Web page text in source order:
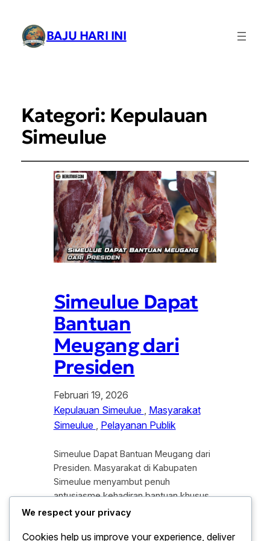
BAJU HARI INI
Kategori: Kepulauan
Simeulue
Simeulue Dapat
Bantuan
Meugang dari
Presiden
Februari 19, 2026
Kepulauan Simeulue , Masyarakat
Simeulue , Pelayanan Publik
Simeulue Dapat Bantuan Meugang dari
Presiden. Masyarakat di Kabupaten
Simeulue menyambut penuh
antusiasme kehadiran bantuan khusus
dari Presiden Republik Indonesia dalam
tahun 2026. Bantuan ini merupakan
We respect your privacy
Cookies help us improve your experience, deliver